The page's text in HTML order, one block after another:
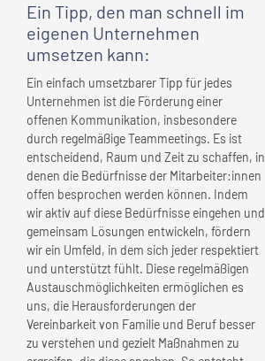
Ein Tipp, den man schnell im
eigenen Unternehmen
umsetzen kann:
Ein einfach umsetzbarer Tipp für jedes
Unternehmen ist die Förderung einer
offenen Kommunikation, insbesondere
durch regelmäßige Teammeetings. Es ist
entscheidend, Raum und Zeit zu schaffen, in
denen die Bedürfnisse der Mitarbeiter:innen
offen besprochen werden können. Indem
wir aktiv auf diese Bedürfnisse eingehen und
gemeinsam Lösungen entwickeln, fördern
wir ein Umfeld, in dem sich jeder respektiert
und unterstützt fühlt. Diese regelmäßigen
Austauschmöglichkeiten ermöglichen es
uns, die Herausforderungen der
Vereinbarkeit von Familie und Beruf besser
zu verstehen und gezielt Maßnahmen zu